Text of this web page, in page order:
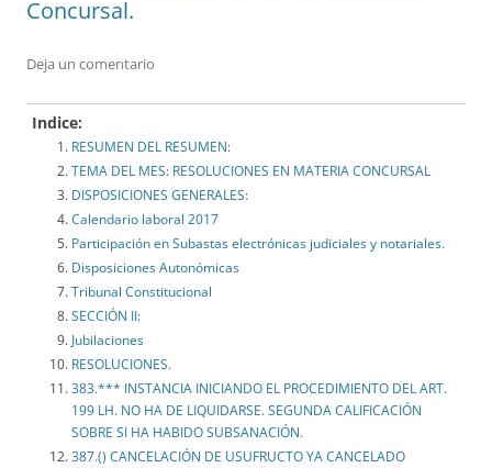
Concursal.
Deja un comentario
Indice:
RESUMEN DEL RESUMEN:
TEMA DEL MES: RESOLUCIONES EN MATERIA CONCURSAL
DISPOSICIONES GENERALES:
Calendario laboral 2017
Participación en Subastas electrónicas judiciales y notariales.
Disposiciones Autonómicas
Tribunal Constitucional
SECCIÓN II:
Jubilaciones
RESOLUCIONES.
383.*** INSTANCIA INICIANDO EL PROCEDIMIENTO DEL ART.
199 LH. NO HA DE LIQUIDARSE. SEGUNDA CALIFICACIÓN
SOBRE SI HA HABIDO SUBSANACIÓN.
387.() CANCELACIÓN DE USUFRUCTO YA CANCELADO